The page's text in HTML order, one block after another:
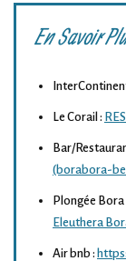
En Savoir
Le Corail :
Bar/
(borabora-
Plongée Bora
Eleuthera
Air bnb :